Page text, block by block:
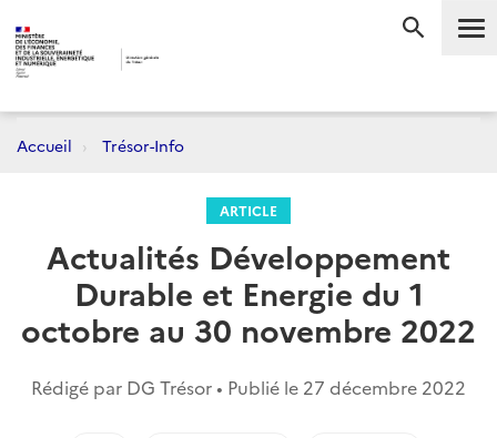
Accueil Trésor-Info
ARTICLE
Actualités Développement
Durable et Energie du 1
octobre au 30 novembre 2022
Rédigé par DG Trésor • Publié le 27 décembre 2022